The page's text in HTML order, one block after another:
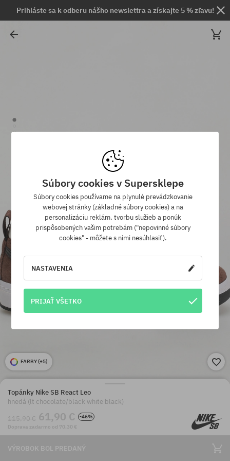
Prihláste sa k odberu nášho newslettra a získajte 5 % zľavu!
FARBY (+5)
Topánky Nike SB React Leo
hnedá (lt chocolate/black white black)
115,90 € 61,90 €
-46%
Doprava zadarmo od 70,30 €
VÝROBOK BOL PREDANÝ
Súbory cookies v Supersklepe
Súbory cookies používame na plynulé prevádzkovanie
webovej stránky (základné súbory cookies) a na
personalizáciu reklám, tvorbu služieb a ponúk
prispôsobených vašim potrebám ("nepovinné súbory
cookies" - môžete s nimi nesúhlasiť).
NASTAVENIA
PRIJAŤ VŠETKO